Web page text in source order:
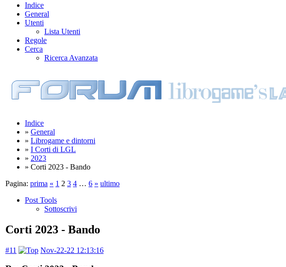
Indice
General
Utenti
Lista Utenti
Regole
Cerca
Ricerca Avanzata
Indice
» General
» Librogame e dintorni
» I Corti di LGL
» 2023
» Corti 2023 - Bando
Pagina: prima « 1 2 3 4 … 6 » ultimo
Post Tools
Sottoscrivi
Corti 2023 - Bando
#11 Nov-22-22 12:13:16